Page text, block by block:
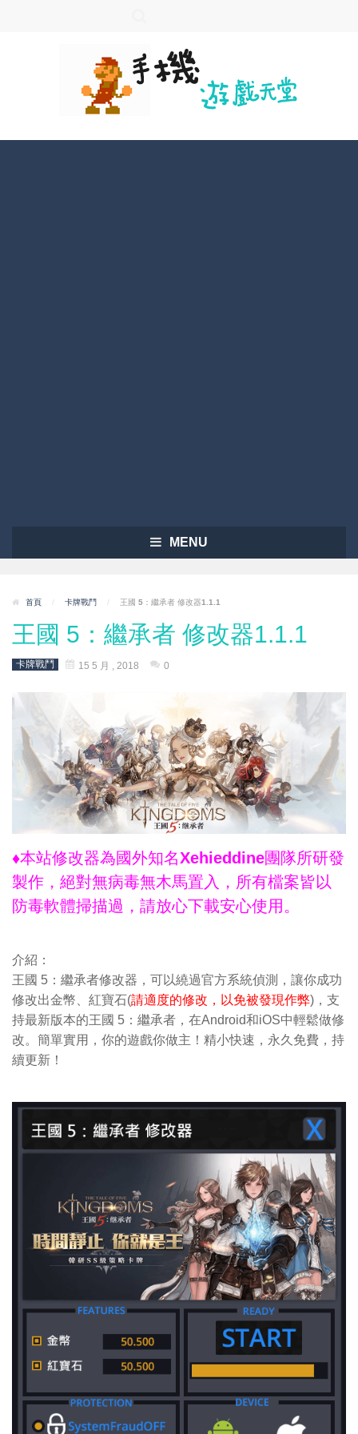
MENU
首頁 / 卡牌戰鬥 / 王國 5：繼承者 修改器1.1.1
王國 5：繼承者 修改器1.1.1
卡牌戰鬥 15 5 月 , 2018 0
♦本站修改器為國外知名Xehieddine團隊所研發
製作，絕對無病毒無木馬置入，所有檔案皆以
防毒軟體掃描過，請放心下載安心使用。
介紹：
王國 5：繼承者修改器，可以繞過官方系統偵測，讓你成功
修改出金幣、紅寶石(請適度的修改，以免被發現作弊)，支
持最新版本的王國 5：繼承者，在Android和iOS中輕鬆做修
改。簡單實用，你的遊戲你做主！精小快速，永久免費，持
續更新！